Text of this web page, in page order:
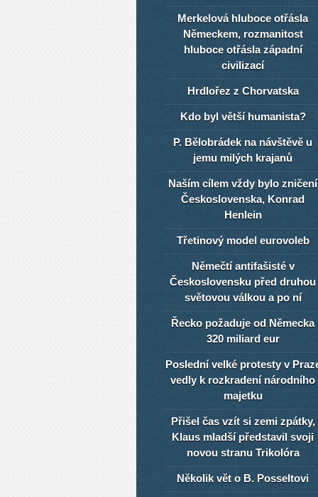
Merkelová hluboce otřásla
Německem, rozmanitost
hluboce otřásla západní
civilizací
Hrdlořez z Chorvatska
Kdo byl větší humanista?
P. Bělobrádek na návštěvě u
jemu milých krajanů
Naším cílem vždy bylo zničení
Československa, Konrad
Henlein
Třetinový model eurovoleb
Němečtí antifašisté v
Československu před druhou
světovou válkou a po ní
Řecko požaduje od Německa
320 miliard eur
Poslední velké protesty v
vedly k rozkradení národního
majetku
Přišel čas vzít si zemi zpátky,
Klaus mladší představil svoji
novou stranu Trikolóra
Několik vět o B. Posseltovi